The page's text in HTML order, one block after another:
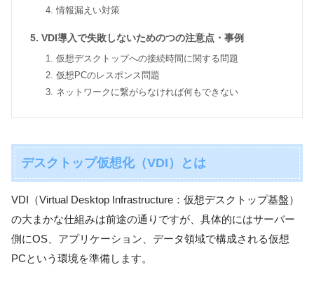
情報漏えい対策
VDI導入で失敗しないためのつの注意点・事例
仮想デスクトップへの接続時間に関する問題
仮想PCのレスポンス問題
ネットワークに繋がらなければ何もできない
デスクトップ仮想化（VDI）とは
VDI（Virtual Desktop Infrastructure：仮想デスクトップ基盤）
の大まかな仕組みは前途の通りですが、具体的にはサーバー
側にOS、アプリケーション、データ領域で構成される仮想
PCという環境を準備します。